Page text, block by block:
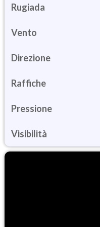
Vento
Direzione
Raffiche
Pressione
Visibilità